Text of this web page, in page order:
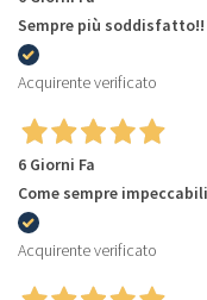
Sempre più
Acquirente verificato
6 Giorni Fa
Come sempre
Acquirente verificato